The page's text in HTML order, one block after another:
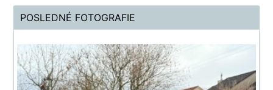
POSLEDNÉ FOTOGRAFIE